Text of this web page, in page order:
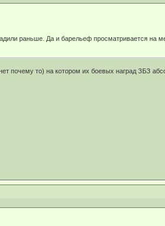
раньше. Да и барельеф просматривается на
почему то) на котором их боевых наград ЗБЗ